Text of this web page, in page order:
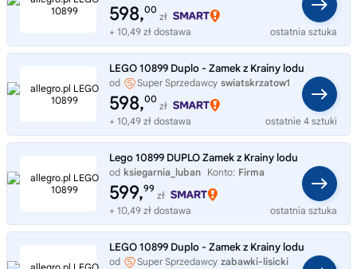
598,00
zł
+ 10,49 zł dostawa
ostatnia sztuka
LEGO 10899 Duplo - Zamek z Krainy lodu
od Super Sprzedawcy swiatskrzatow1
598,00
zł
+ 10,49 zł dostawa
ostatnie 4 sztuki
Lego 10899 DUPLO Zamek z Krainy lodu
od ksiegarnia_luban Konto: Firma
599,99
zł
+ 10,49 zł dostawa
ostatnia sztuka
LEGO 10899 Duplo - Zamek z Krainy lodu
od Super Sprzedawcy zabawki-lisicki